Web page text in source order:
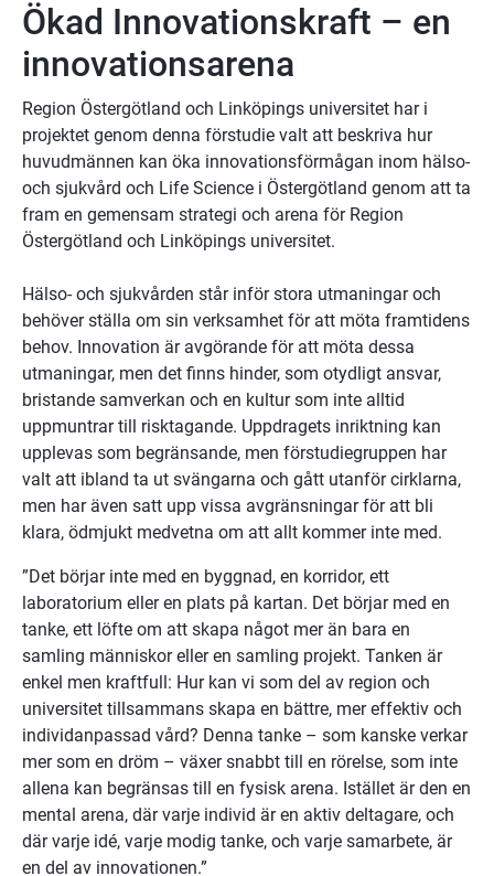
Ökad Innovationskraft – en
innovationsarena
Region Östergötland och Linköpings universitet har i
projektet genom denna förstudie valt att beskriva hur
huvudmännen kan öka innovationsförmågan inom hälso-
och sjukvård och Life Science i Östergötland genom att ta
fram en gemensam strategi och arena för Region
Östergötland och Linköpings universitet.
Hälso- och sjukvården står inför stora utmaningar och
behöver ställa om sin verksamhet för att möta framtidens
behov. Innovation är avgörande för att möta dessa
utmaningar, men det finns hinder, som otydligt ansvar,
bristande samverkan och en kultur som inte alltid
uppmuntrar till risktagande. Uppdragets inriktning kan
upplevas som begränsande, men förstudiegruppen har
valt att ibland ta ut svängarna och gått utanför cirklarna,
men har även satt upp vissa avgränsningar för att bli
klara, ödmjukt medvetna om att allt kommer inte med.
”Det börjar inte med en byggnad, en korridor, ett
laboratorium eller en plats på kartan. Det börjar med en
tanke, ett löfte om att skapa något mer än bara en
samling människor eller en samling projekt. Tanken är
enkel men kraftfull: Hur kan vi som del av region och
universitet tillsammans skapa en bättre, mer effektiv och
individanpassad vård? Denna tanke – som kanske verkar
mer som en dröm – växer snabbt till en rörelse, som inte
allena kan begränsas till en fysisk arena. Istället är den en
mental arena, där varje individ är en aktiv deltagare, och
där varje idé, varje modig tanke, och varje samarbete, är
en del av innovationen.”